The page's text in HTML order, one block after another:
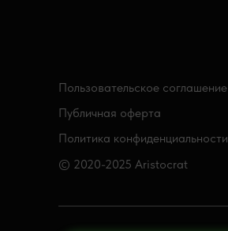
© 2020-2025 Aristocrat
Политика конфиденциальности
Пользовательское соглашение
Публичная оферта